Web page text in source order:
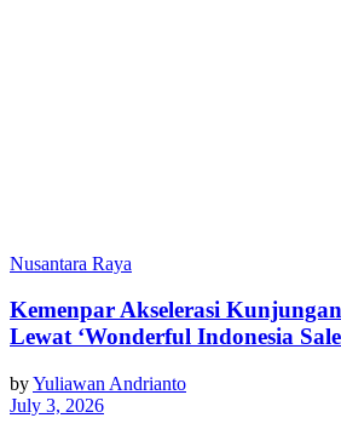
Nusantara Raya
Kemenpar Akselerasi
Lewat ‘Wonderful Indonesia
byYuliawan Andrianto
July 3, 2026